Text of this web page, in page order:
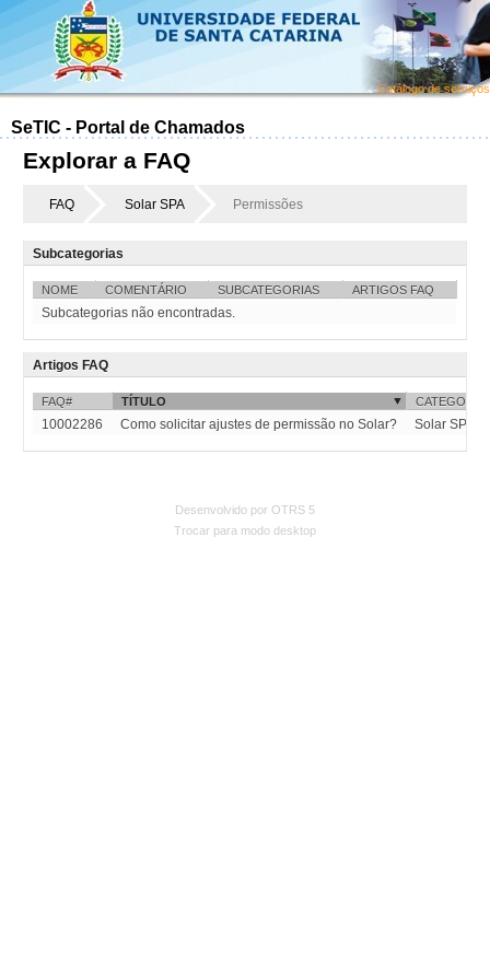
Catálogo de serviços
SeTIC - Portal de Chamados
Explorar a FAQ
FAQ Solar SPA Permissões
Subcategorias
NOME COMENTÁRIO SUBCATEGORIAS ARTIGOS FAQ
Subcategorias não encontradas.
Artigos FAQ
FAQ# TÍTULO CATEGORIA
10002286 Como solicitar ajustes de permissão no Solar? Solar
Desenvolvido por OTRS 5
Trocar para modo desktop